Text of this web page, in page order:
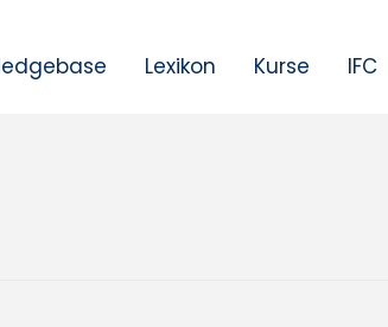
Lexikon Kurse IFC